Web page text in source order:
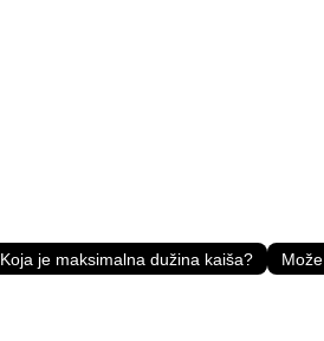
Koja je maksimalna dužina kaiša?